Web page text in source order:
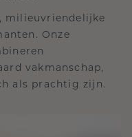
milieuvriendelijke
Onze
vakmanschap,
als prachtig zijn.